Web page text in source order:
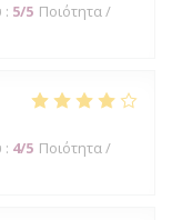
: 5/5 Ποιότητα /
: 4/5 Ποιότητα /